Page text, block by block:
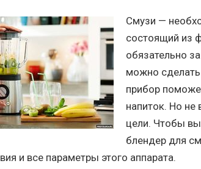
Смузи —
состоящий из
обязательно
можно
прибор
напиток. Но не
цели. Чтобы
блендер для
и все параметры этого аппарата.